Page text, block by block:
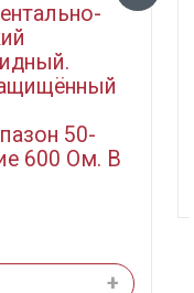
50-
600 Ом. В
+